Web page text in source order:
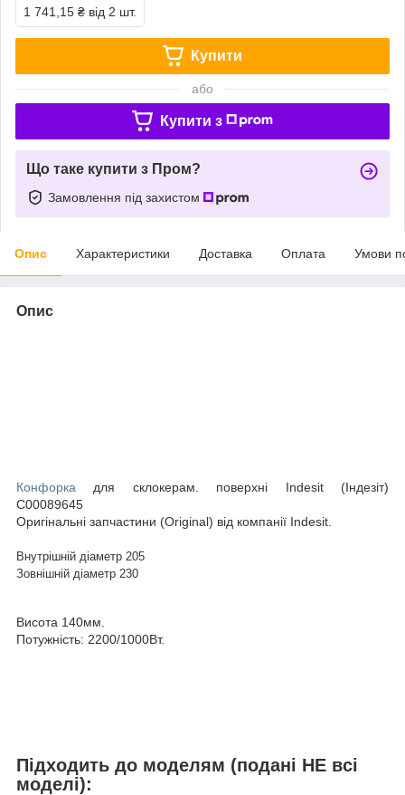
1 741,15 ₴ від 2 шт.
Купити
або
Купити з
Що таке купити з Пром?
Замовлення під захистом
Опис Характеристики Доставка Оплата Умови
Опис
Конфорка для склокерам. поверхні Indesit (Індезіт)
C00089645
Оригінальні запчастини (Original) від компанії Indesit.
Внутрішній діаметр 205
Зовнішній діаметр 230
Висота 140мм.
Потужність: 2200/1000Вт.
Підходить до моделям (подані НЕ всі
моделі):